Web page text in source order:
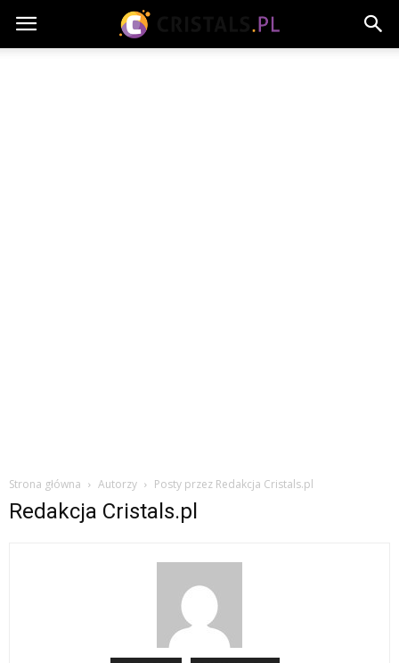
Strona główna Autorzy Posty przez Redakcja Cristals.pl
Redakcja Cristals.pl